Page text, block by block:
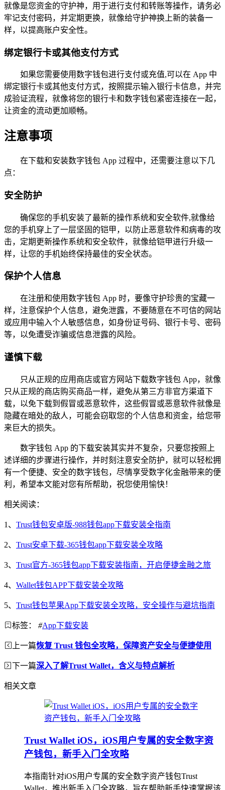
就像是您资金的守护神，用于进行支付和转账等操作，请务必
牢记支付密码，并定期更换，就像给守护神换上新的装备一
样，以提高账户安全性。
绑定银行卡或其他支付方式
如果您需要使用数字钱包进行支付或充值,可以在 App 中
绑定银行卡或其他支付方式，按照提示输入银行卡信息，并完
成验证流程，就像将您的银行卡和数字钱包紧密连接在一起，
让资金的流动更加顺畅。
注意事项
在下载和安装数字钱包 App 过程中，还需要注意以下几
点：
安全防护
确保您的手机安装了最新的操作系统和安全软件,就像给
您的手机穿上了一层坚固的铠甲，以防止恶意软件和病毒的攻
击，定期更新操作系统和安全软件，就像给铠甲进行升级一
样，让您的手机始终保持最佳的安全状态。
保护个人信息
在注册和使用数字钱包 App 时，要像守护珍贵的宝藏一
样，注意保护个人信息，避免泄露，不要随意在不可信的网站
或应用中输入个人敏感信息，如身份证号码、银行卡号、密码
等，以免遭受诈骗或信息泄露的风险。
谨慎下载
只从正规的应用商店或官方网站下载数字钱包 App，就像
只从正规的商店购买商品一样，避免从第三方非官方渠道下
载，以免下载到假冒或恶意软件，这些假冒或恶意软件就像是
隐藏在暗处的敌人，可能会窃取您的个人信息和资金，给您带
来巨大的损失。
数字钱包 App 的下载安装其实并不复杂，只要您按照上
述详细的步骤进行操作，并时刻注意安全防护，就可以轻松拥
有一个便捷、安全的数字钱包，尽情享受数字化金融带来的便
利，希望本文能对您有所帮助，祝您使用愉快！
相关阅读：
1、 Trust钱包安卓版-988钱包app下载安装全指南
2、 Trust安卓下载-365钱包app下载安装全攻略
3、 Trust官方-365钱包app下载安装指南，开启便捷金融之旅
4、 Wallet钱包APP下载安装全攻略
5、 Trust钱包苹果App下载安装全攻略，安全操作与避坑指南
标签： #App下载安装
上一篇恢复 Trust 钱包全攻略，保障资产安全与便捷使用
下一篇深入了解Trust Wallet，含义与特点解析
相关文章
Trust Wallet iOS，iOS用户专属的安全数字资
产钱包，新手入门全攻略
本指南针对iOS用户专属的安全数字资产钱包Trust
Wallet，推出新手入门全攻略，旨在帮助新手快速掌握该